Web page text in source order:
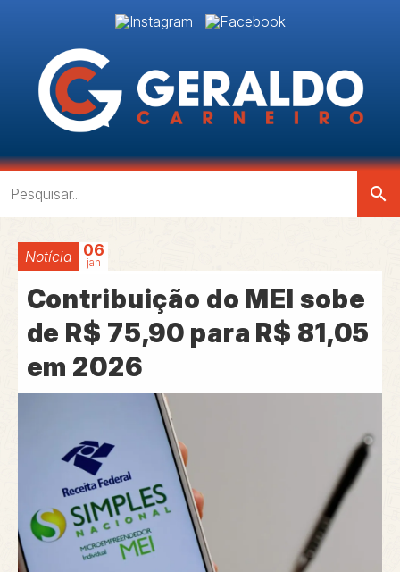
search
Notícia 06
jan
Contribuição do MEI sobe
de R$ 75,90 para R$ 81,05
em 2026